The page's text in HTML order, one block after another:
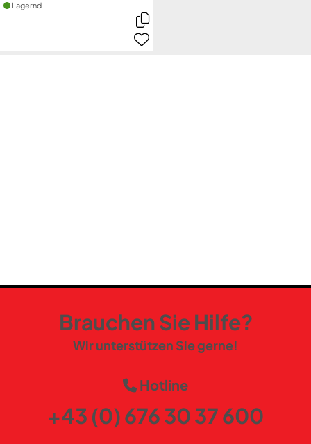
Lagernd
Brauchen Sie Hilfe?
Wir unterstützen Sie gerne!
Hotline
+43 (0) 676 30 37 600